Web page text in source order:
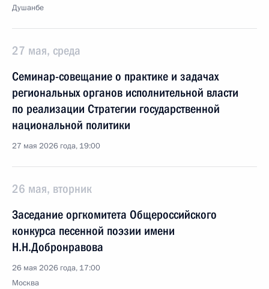
Душанбе
27 мая, среда
Семинар-совещание о практике и задачах
региональных органов исполнительной власти
по реализации Стратегии государственной
национальной политики
27 мая 2026 года, 19:00
26 мая, вторник
Заседание оргкомитета Общероссийского
конкурса песенной поэзии имени
Н.Н.Добронравова
26 мая 2026 года, 17:00
Москва